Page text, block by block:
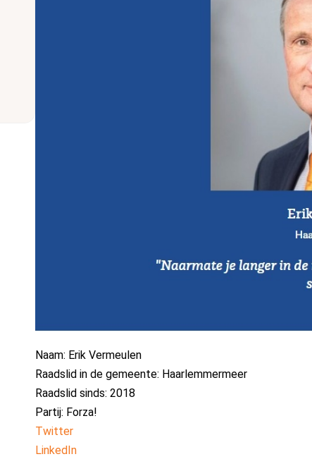
Naam: Erik Vermeulen
Raadslid in de gemeente: Haarlemmermeer
Raadslid sinds: 2018
Partij: Forza!
Twitter
LinkedIn